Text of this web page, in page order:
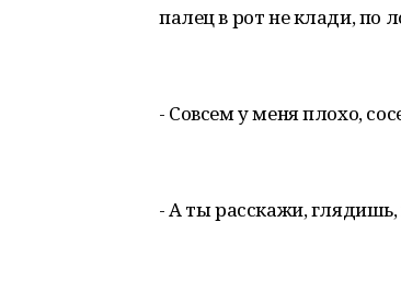
палец в рот не клади, по
- Совсем у меня плохо,
- А ты расскажи, глядишь,